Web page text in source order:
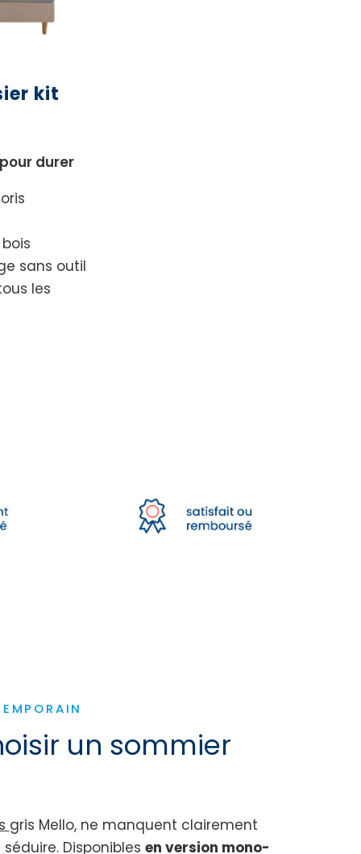
kit
durer
sans outil
les
un sommier
gris Mello, ne manquent clairement
Disponibles en version mono-